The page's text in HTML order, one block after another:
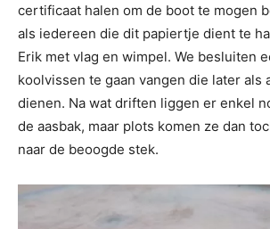
certificaat halen om de boot te mogen
als iedereen die dit papiertje dient te
Erik met vlag en wimpel. We besluiten
koolvissen te gaan vangen die later als
dienen. Na wat driften liggen er enkel
de aasbak, maar plots komen ze dan
naar de beoogde stek.